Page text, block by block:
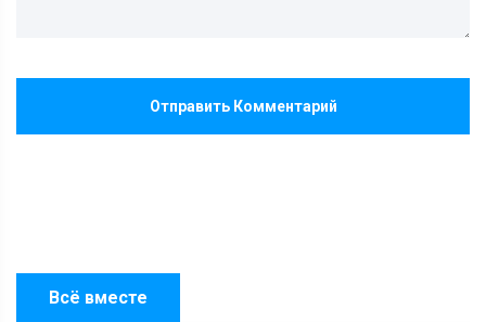
Всё вместе
Отправить Комментарий